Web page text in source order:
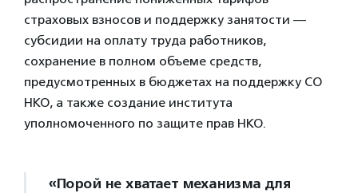
страховых взносов и поддержку занятости —
субсидии на оплату труда работников,
сохранение в полном объеме средств,
предусмотренных в бюджетах на поддержку СО
НКО, а также создание института
уполномоченного по защите прав НКО.
«Порой не хватает механизма для